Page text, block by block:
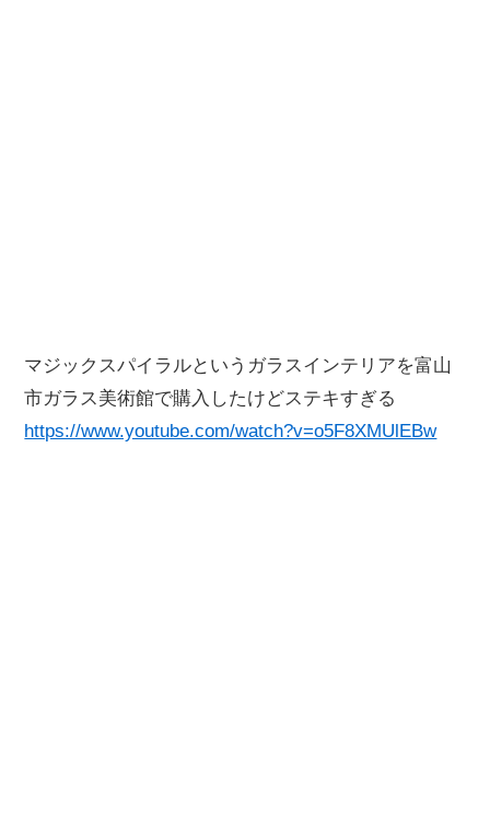
マジックスパイラルというガラスインテリアを富山
市ガラス美術館で購入したけどステキすぎる
https://www.youtube.com/watch?v=o5F8XMUlEBw